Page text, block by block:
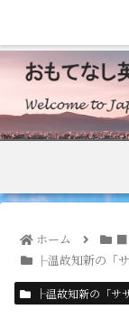
ホーム
■
├温故知新の「
├温故知新の「サ